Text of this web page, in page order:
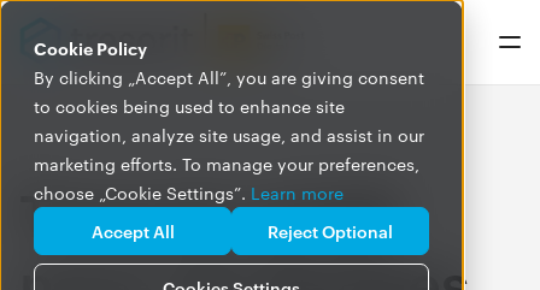
Cookie Policy
By clicking „Accept All”, you are giving consent
to cookies being used to enhance site
navigation, analyze site usage, and assist in our
marketing efforts. To manage your preferences,
choose „Cookie Settings”. Learn more
Accept All Reject Optional
Tresorit erhält